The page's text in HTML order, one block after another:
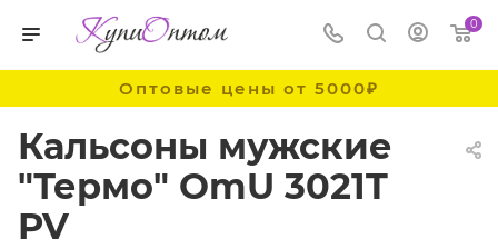
0
Оптовые цены от 5000₽
Кальсоны мужские
"Термо" OmU 3021T
PV